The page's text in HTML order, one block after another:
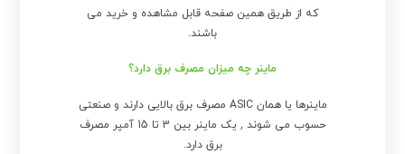
که از طریق همین صفحه قابل مشاهده و خرید می
باشند.
ماینر چه میزان مصرف برق دارد؟
ماینرها یا همان ASIC مصرف برق بالایی دارند و صنعتی
حسوب می شوند , یک ماینر بین 3 تا 15 آمپر مصرف
برق دارد.